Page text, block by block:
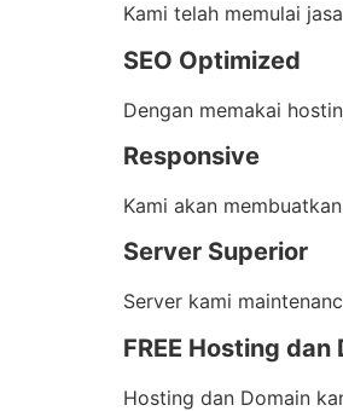
Kami telah memulai
SEO Optimized
Dengan memakai
Responsive
Kami akan
Server Superior
Server kami
FREE Hosting dan
Hosting dan Domain